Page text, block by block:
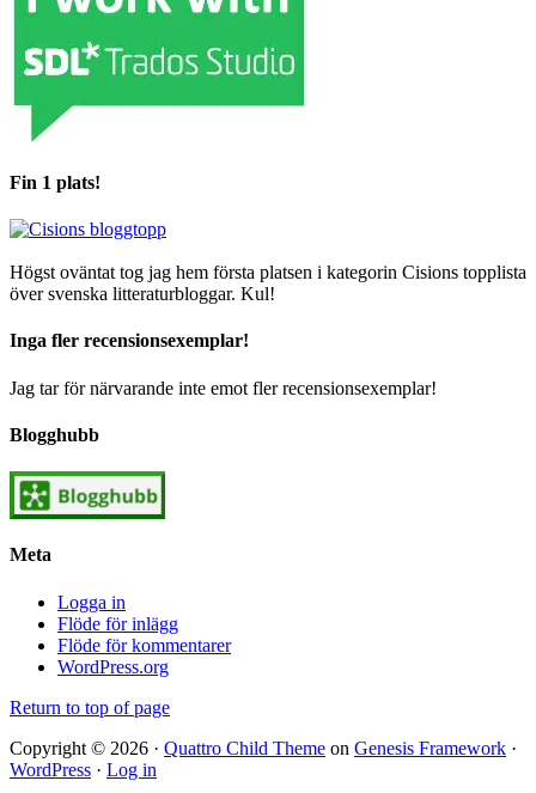
Fin 1 plats!
Högst oväntat tog jag hem första platsen i kategorin Cisions topplista
över svenska litteraturbloggar. Kul!
Inga fler recensionsexemplar!
Jag tar för närvarande inte emot fler recensionsexemplar!
Blogghubb
Meta
Logga in
Flöde för inlägg
Flöde för kommentarer
WordPress.org
Return to top of page
Copyright © 2026 · Quattro Child Theme on Genesis Framework ·
WordPress · Log in